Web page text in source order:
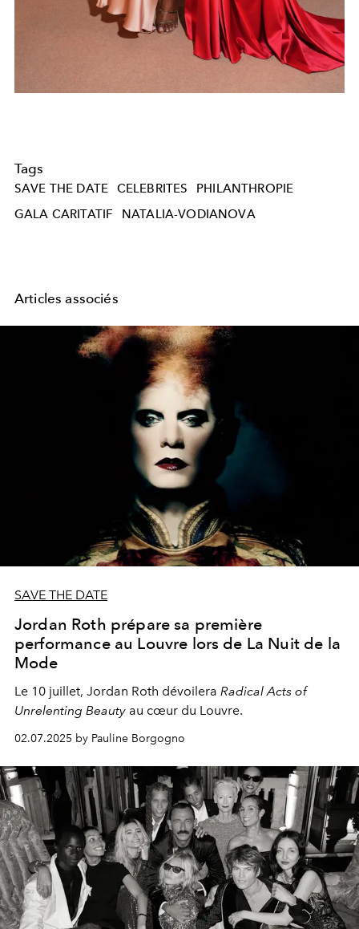
Tags
SAVE THE DATE CELEBRITES
PHILANTHROPIE
GALA CARITATIF
NATALIA-VODIANOVA
Articles associés
SAVE THE DATE
Jordan Roth prépare sa première
performance au Louvre lors de La Nuit de la
Mode
Le 10 juillet, Jordan Roth dévoilera Radical Acts of
Unrelenting Beauty au cœur du Louvre.
02.07.2025 by Pauline Borgogno